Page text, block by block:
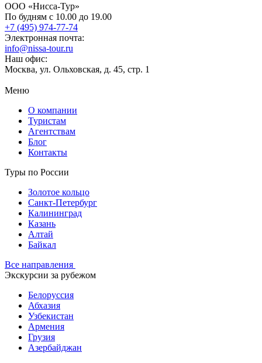
ООО «Нисса-Тур»
По будням с 10.00 до 19.00
+7 (495) 974-77-74
Электронная почта:
info@nissa-tour.ru
Наш офис:
Москва, ул. Ольховская, д. 45, стр. 1
Меню
О компании
Туристам
Агентствам
Блог
Контакты
Туры по России
Золотое кольцо
Санкт-Петербург
Калининград
Казань
Алтай
Байкал
Все направления
Экскурсии за рубежом
Белоруссия
Абхазия
Узбекистан
Армения
Грузия
Азербайджан